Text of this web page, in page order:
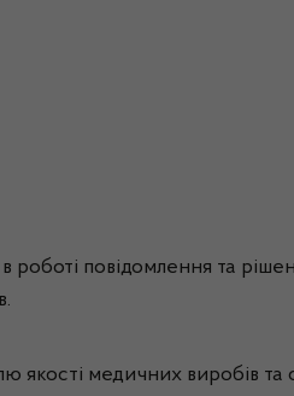
повідомлення та
якості медичних виробів